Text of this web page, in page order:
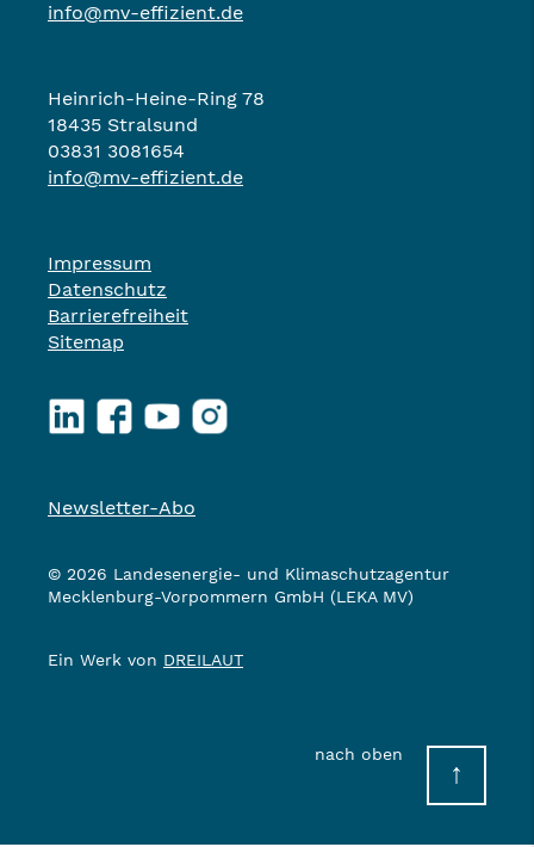
info@mv-effizient.de
Heinrich-Heine-Ring 78
18435 Stralsund
03831 3081654
info@mv-effizient.de
Impressum
Datenschutz
Barrierefreiheit
Sitemap
LinkedInFacebookYouTubeInstagram
Newsletter-Abo
© 2026 Landesenergie- und Klimaschutzagentur
Mecklenburg-Vorpommern GmbH (LEKA MV)
Ein Werk von DREILAUT
nach oben
↑